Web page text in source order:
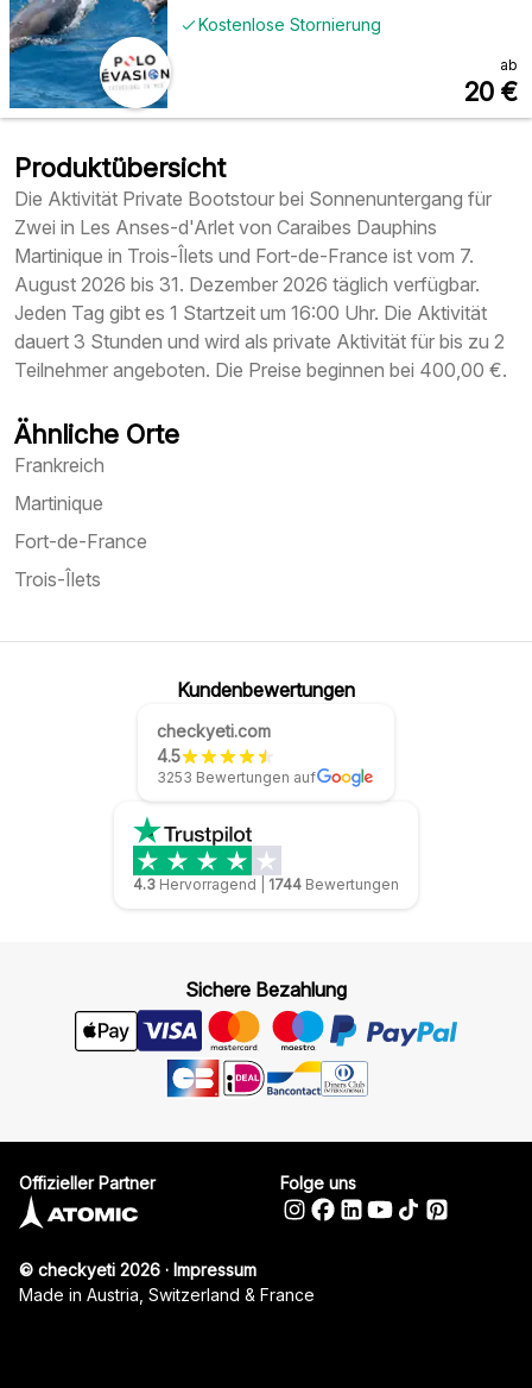
Kostenlose Stornierung
ab
20 €
Produktübersicht
Die Aktivität Private Bootstour bei Sonnenuntergang für
Zwei in Les Anses-d'Arlet von Caraibes Dauphins
Martinique in Trois-Îlets und Fort-de-France ist vom 7.
August 2026 bis 31. Dezember 2026 täglich verfügbar.
Jeden Tag gibt es 1 Startzeit um 16:00 Uhr. Die Aktivität
dauert 3 Stunden und wird als private Aktivität für bis zu 2
Teilnehmer angeboten. Die Preise beginnen bei 400,00 €.
Ähnliche Orte
Frankreich
Martinique
Fort-de-France
Trois-Îlets
Kundenbewertungen
checkyeti.com
4.5
3253 Bewertungen auf
4.3 Hervorragend 1744 Bewertungen
Sichere Bezahlung
© checkyeti 2026 · Impressum
Made in Austria, Switzerland & France
Offizieller Partner Folge uns